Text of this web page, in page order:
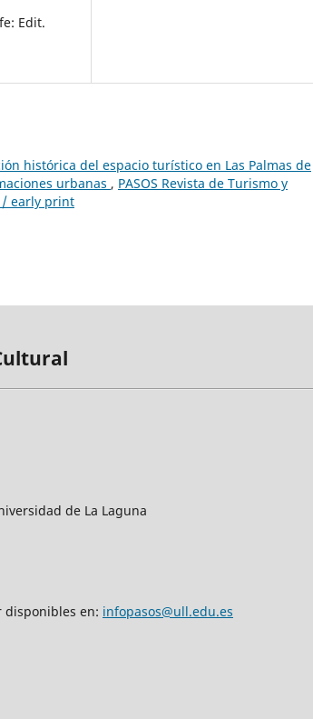
Edit.
histórica del espacio turístico en Las Palmas de
urbanas , PASOS Revista de Turismo y
/ early print
de La Laguna
disponibles en: infopasos@ull.edu.es